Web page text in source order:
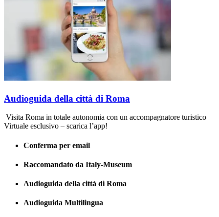
Audioguida della città di Roma
Visita Roma in totale autonomia con un accompagnatore turistico
Virtuale esclusivo – scarica l’app!
Conferma per email
Raccomandato da Italy-Museum
Audioguida della città di Roma
Audioguida Multilingua